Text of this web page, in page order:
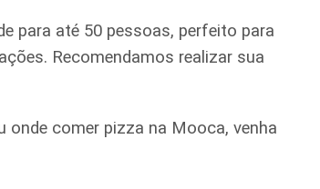
para até 50 pessoas, perfeito para
Recomendamos realizar sua
onde comer pizza na Mooca, venha